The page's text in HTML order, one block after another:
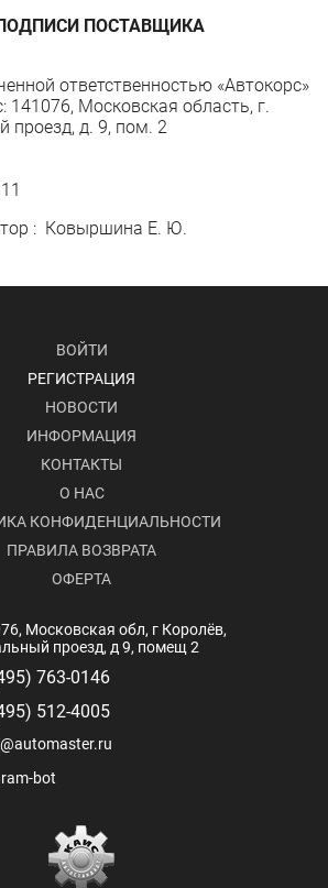
ПОСТАВЩИКА
ответственностью «Автокорс»
141076, Московская область, г.
проезд, д. 9, пом. 2
: Ковыршина Е. Ю.
ВОЙТИ
РЕГИСТРАЦИЯ
НОВОСТИ
ИНФОРМАЦИЯ
КОНТАКТЫ
О НАС
КОНФИДЕНЦИАЛЬНОСТИ
ПРАВИЛА ВОЗВРАТА
ОФЕРТА
Московская обл, г Королёв,
проезд, д 9, помещ 2
763-0146
512-4005
bot